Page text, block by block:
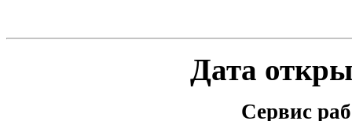
Дата
Сервис